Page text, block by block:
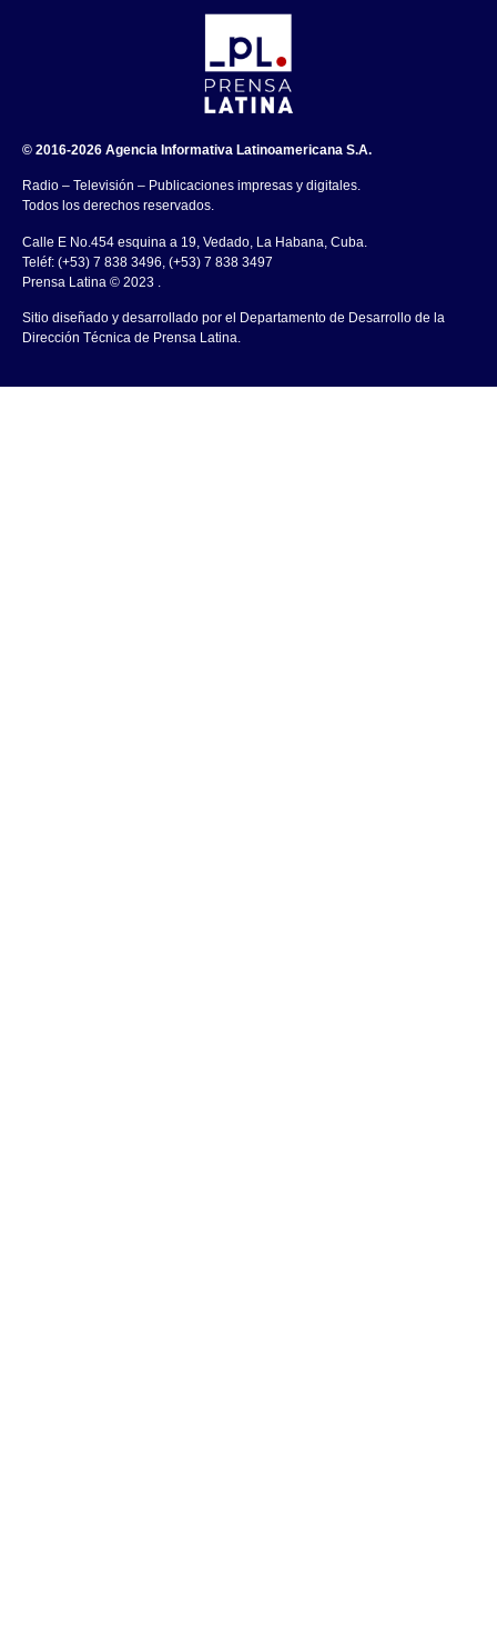
© 2016-2026 Agencia Informativa Latinoamericana S.A.
Radio – Televisión – Publicaciones impresas y digitales.
Todos los derechos reservados.
Calle E No.454 esquina a 19, Vedado, La Habana, Cuba.
Teléf: (+53) 7 838 3496, (+53) 7 838 3497
Prensa Latina © 2023 .
Sitio diseñado y desarrollado por el Departamento de Desarrollo de la
Dirección Técnica de Prensa Latina.